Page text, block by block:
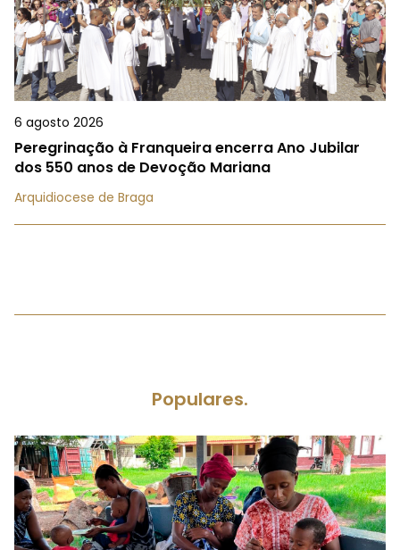
6 agosto 2026
Peregrinação à Franqueira encerra Ano Jubilar
dos 550 anos de Devoção Mariana
Arquidiocese de Braga
Populares.